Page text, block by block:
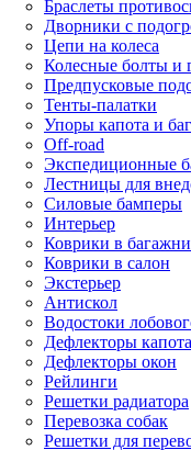
Браслеты
Дворники с
Цепи на колеса
Колесные болты и
Предпусковые
Тенты-палатки
Упоры капота и
Off-road
Экспедиционные
Лестницы для
Силовые бамперы
Интерьер
Коврики в
Коврики в салон
Экстерьер
Антискол
Водостоки
Дефлекторы капота
Дефлекторы окон
Рейлинги
Решетки радиатора
Перевозка собак
Решетки для